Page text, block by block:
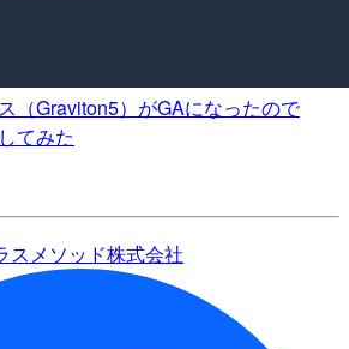
（Graviton5）がGAになったので
てみた
スメソッド株式会社